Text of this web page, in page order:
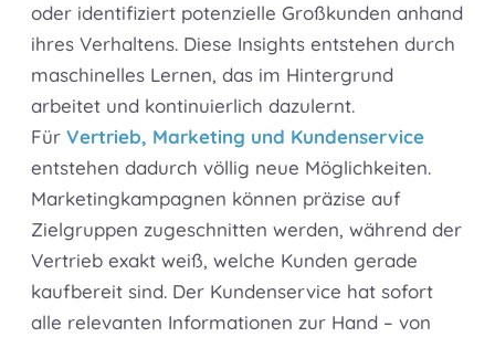
oder identifiziert potenzielle Großkunden anhand
ihres Verhaltens. Diese Insights entstehen durch
maschinelles Lernen, das im Hintergrund
arbeitet und kontinuierlich dazulernt.
Für Vertrieb, Marketing und Kundenservice
entstehen dadurch völlig neue Möglichkeiten.
Marketingkampagnen können präzise auf
Zielgruppen zugeschnitten werden, während der
Vertrieb exakt weiß, welche Kunden gerade
kaufbereit sind. Der Kundenservice hat sofort
alle relevanten Informationen zur Hand – von